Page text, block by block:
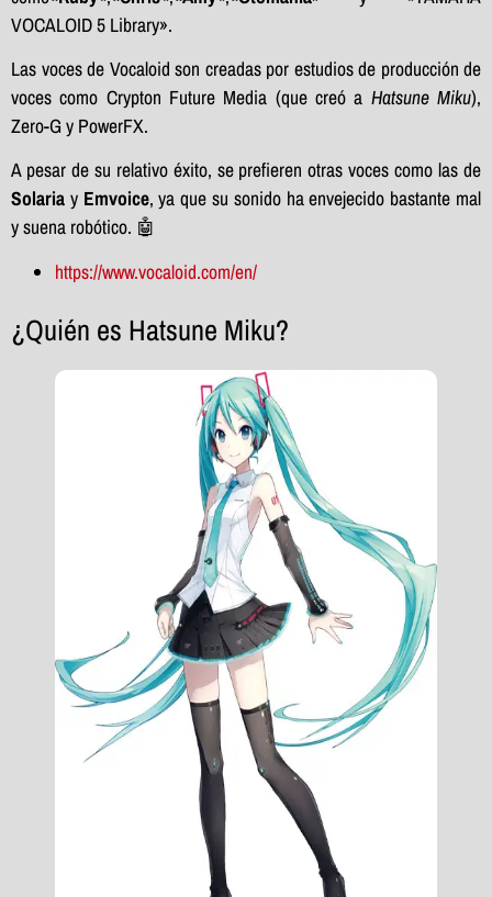
VOCALOID 5 Library».
Las voces de Vocaloid son creadas por estudios de producción de
voces como Crypton Future Media (que creó a Hatsune Miku),
Zero-G y PowerFX.
A pesar de su relativo éxito, se prefieren otras voces como las de
Solaria y Emvoice, ya que su sonido ha envejecido bastante mal
y suena robótico. 🤖
https://www.vocaloid.com/en/
¿Quién es Hatsune Miku?